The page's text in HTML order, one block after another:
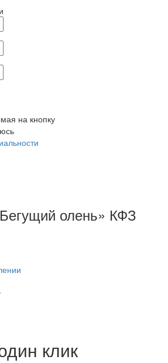
на кнопку
олень» КФЗ
клик